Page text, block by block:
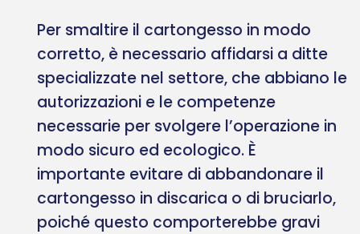
Per smaltire il cartongesso in modo
corretto, è necessario affidarsi a ditte
specializzate nel settore, che abbiano le
autorizzazioni e le competenze
necessarie per svolgere l’operazione in
modo sicuro ed ecologico. È
importante evitare di abbandonare il
cartongesso in discarica o di bruciarlo,
poiché questo comporterebbe gravi